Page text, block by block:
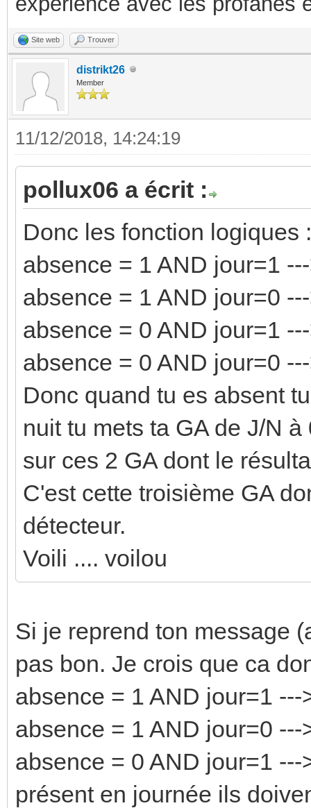
Site web Trouver
distrikt26
Member
11/12/2018, 14:24:19
pollux06 a écrit :
Donc les fonction logiques :
absence = 1 AND jour=1
absence = 1 AND jour=0
absence = 0 AND jour=1
absence = 0 AND jour=0
Donc quand tu es absent
nuit tu mets ta GA de J/N
sur ces 2 GA dont le
C'est cette troisième GA
détecteur.
Voili .... voilou
Si je reprend ton message
pas bon. Je crois que ca
absence = 1 AND jour=1
absence = 1 AND jour=0
absence = 0 AND jour=1
présent en journée ils